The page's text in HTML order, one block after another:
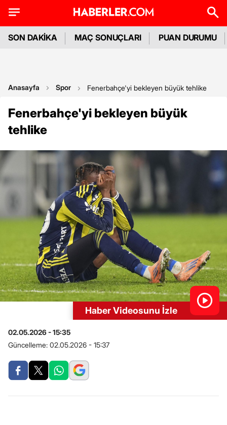
SON DAKİKA MAÇ SONUÇLARI PUAN DURUMU
Anasayfa Spor Fenerbahçe'yi bekleyen büyük tehlike
Fenerbahçe'yi bekleyen büyük
tehlike
Haber Videosunu İzle
02.05.2026 - 15:35
Güncelleme: 02.05.2026 - 15:37